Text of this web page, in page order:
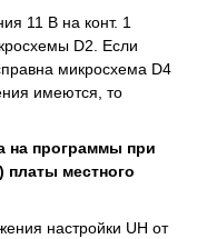
11 В на конт. 1
D2. Если
микросхема D4
имеются, то
на программы при
платы местного
настройки UН от